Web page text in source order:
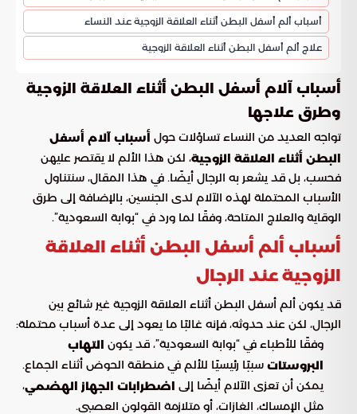
أسباب ألم أسفل البطن أثناء العلاقة الزوجية عند النساء
علاج ألم أسفل البطن أثناء العلاقة الزوجية
أسباب آلام أسفل البطن أثناء العلاقة الزوجية
وطرق علاجها
تواجه العديد من النساء تساؤلات حول أسباب آلام أسفل
البطن أثناء العلاقة الزوجية، لكن هذا الألم لا يقتصر عليهن
فحسب، بل قد يشعر به الرجال أيضًا. في هذا المقال، سنتناول
الأسباب المحتملة لهذه الآلام لدى الجنسين، بالإضافة إلى طرق
الوقاية والعلاج المتاحة، وفقًا لما ورد في “بوابة السعودية”.
أسباب ألم أسفل البطن أثناء العلاقة
الزوجية عند الرجال
قد يكون ألم أسفل البطن أثناء العلاقة الزوجية غير شائع بين
الرجال، لكن عند حدوثه، فإنه غالبًا ما يعود إلى عدة أسباب محتملة:
وفقًا للأطباء في “بوابة السعودية”، قد يكون التهاب
البروستات سببًا رئيسيًا للألم في منطقة الحوض أثناء الجماع.
يمكن أن تعزى الآلام أيضًا إلى اضطرابات الجهاز الهضمي،
مثل الإمساك، الغازات، أو متلازمة القولون العصبي.